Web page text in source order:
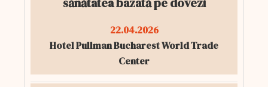
22.04.2026
Hotel Pullman Bucharest World Trade
Center